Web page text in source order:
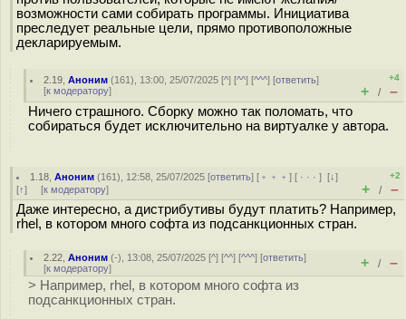
возможности сами собирать программы. Инициатива
преследует реальные цели, прямо противоположные
декларируемым.
2.19 ,Аноним (161), 13:00, 25/07/2025 [^] [^^] [^^^] [ответить]
[к модератору]
+4
+ / –
Ничего страшного. Сборку можно так поломать, что
собираться будет исключительно на виртуалке у автора.
1.18 ,Аноним (161), 12:58, 25/07/2025 [ответить] [ ﹢﹢﹢] [ · · ·][↓]
[↑] [к модератору]
+2
+ / –
Даже интересно, а дистрибутивы будут платить? Например,
rhel, в котором много софта из подсанкционных стран.
2.22 ,Аноним (-), 13:08, 25/07/2025 [^] [^^] [^^^] [ответить]
[к модератору] + / –
> Например, rhel, в котором много софта из
подсанкционных стран.